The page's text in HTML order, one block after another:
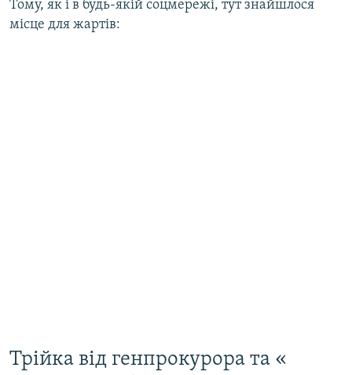
Тому, як і в будь-якій соцмережі, тут знайшлося
місце для жартів:
Трійка від генпрокурора та «​